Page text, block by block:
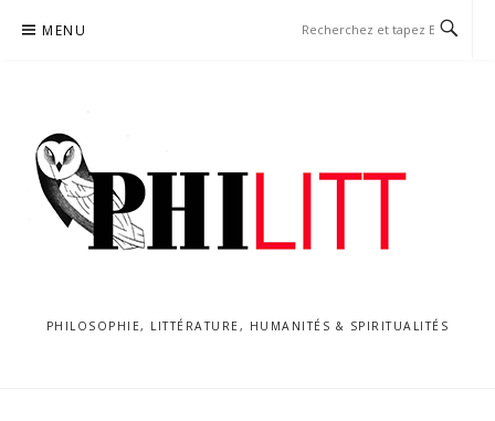
MENU
PHILOSOPHIE, LITTÉRATURE, HUMANITÉS & SPIRITUALITÉS